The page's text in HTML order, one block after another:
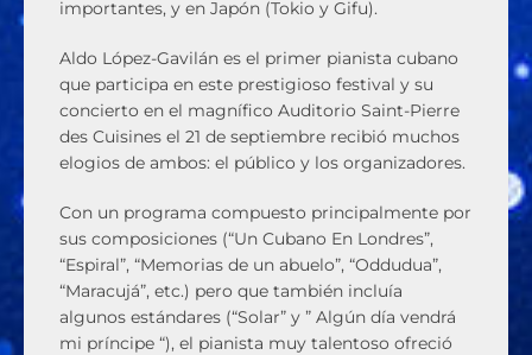
importantes, y en Japón (Tokio y Gifu).
Aldo López-Gavilán es el primer pianista cubano
que participa en este prestigioso festival y su
concierto en el magnífico Auditorio Saint-Pierre
des Cuisines el 21 de septiembre recibió muchos
elogios de ambos: el público y los organizadores.
Con un programa compuesto principalmente por
sus composiciones (“Un Cubano En Londres”,
“Espiral”, “Memorias de un abuelo”, “Oddudua”,
“Maracujá”, etc.) pero que también incluía
algunos estándares (“Solar” y ” Algún día vendrá
mi príncipe “), el pianista muy talentoso ofreció